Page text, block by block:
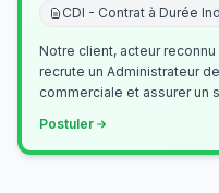
CDI - Contrat à Durée
Notre client, acteur
recrute un Administrateur
commerciale et assurer un
Postuler